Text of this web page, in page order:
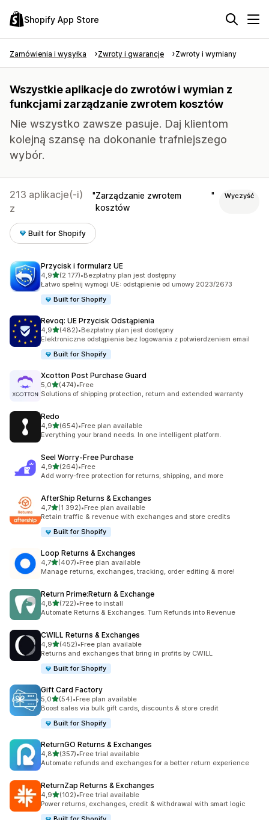
Shopify App Store
Zamówienia i wysyłka Zwroty i gwarancje Zwroty i wymiany
Wszystkie aplikacje do zwrotów i wymian z
funkcjami zarządzanie zwrotem kosztów
Nie wszystko zawsze pasuje. Daj klientom
kolejną szansę na dokonanie trafniejszego
wybór.
213 aplikacje(-i)
z
Zarządzanie zwrotem
kosztów
Wyczyść
Built for Shopify
Przycisk i formularz UE
4,9na 5 gwiazdek
(2 177)
Łączna liczba recenzji: 2177
•Bezpłatny plan jest dostępny
Łatwo spełnij wymogi UE: odstąpienie od umowy 2023/2673
Built for Shopify
Revoq: UE Przycisk Odstąpienia
4,9na 5 gwiazdek
(482)
Łączna liczba recenzji: 482
•Bezpłatny plan jest dostępny
Elektroniczne odstąpienie bez logowania z potwierdzeniem email
Built for Shopify
Xcotton Post Purchase Guard
5,0na 5 gwiazdek
(474)
Łączna liczba recenzji: 474
•Free
Solutions of shipping protection, return and extended warranty
Redo
4,9na 5 gwiazdek
(654)
Łączna liczba recenzji: 654
•Free plan available
Everything your brand needs. In one intelligent platform.
Seel Worry‑Free Purchase
4,9na 5 gwiazdek
(264)
Łączna liczba recenzji: 264
•Free
Add worry-free protection for returns, shipping, and more
AfterShip Returns & Exchanges
4,7na 5 gwiazdek
(1 392)
Łączna liczba recenzji: 1392
•Free plan available
Retain traffic & revenue with exchanges and store credits
Built for Shopify
Loop Returns & Exchanges
4,7na 5 gwiazdek
(407)
Łączna liczba recenzji: 407
•Free plan available
Manage returns, exchanges, tracking, order editing & more!
Return Prime:Return & Exchange
4,8na 5 gwiazdek
(722)
Łączna liczba recenzji: 722
•Free to install
Automate Returns & Exchanges. Turn Refunds into Revenue
CWILL Returns & Exchanges
4,9na 5 gwiazdek
(452)
Łączna liczba recenzji: 452
•Free plan available
Returns and exchanges that bring in profits by CWILL
Built for Shopify
Gift Card Factory
5,0na 5 gwiazdek
(54)
Łączna liczba recenzji: 54
•Free plan available
Boost sales via bulk gift cards, discounts & store credit
Built for Shopify
ReturnGO Returns & Exchanges
4,8na 5 gwiazdek
(357)
Łączna liczba recenzji: 357
•Free trial available
Automate refunds and exchanges for a better return experience
ReturnZap Returns & Exchanges
4,9na 5 gwiazdek
(102)
Łączna liczba recenzji: 102
•Free trial available
Power returns, exchanges, credit & withdrawal with smart logic